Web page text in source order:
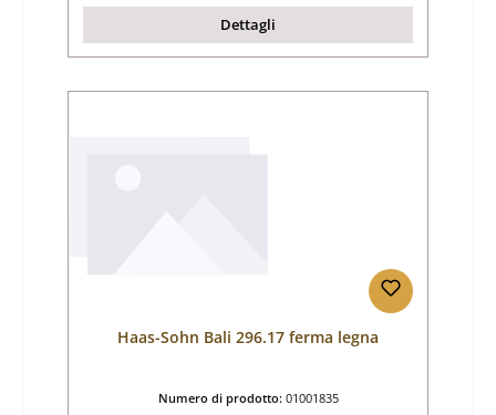
Dettagli
Haas-Sohn Bali 296.17 ferma legna
Numero di prodotto: 01001835